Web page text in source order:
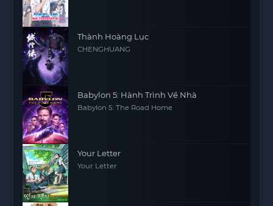
Thành Hoàng Lục
CHENGHUANG
Babylon 5: Hành Trình Về Nhà
Babylon 5: The Road Home
Your Letter
Your Letter